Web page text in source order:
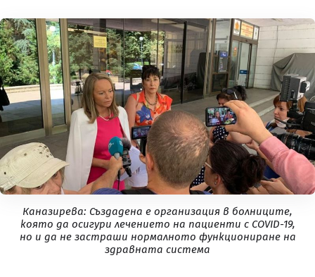
Каназирева: Създадена е организация в болниците,
която да осигури лечението на пациенти с COVID-19,
но и да не застраши нормалното функциониране на
здравната система